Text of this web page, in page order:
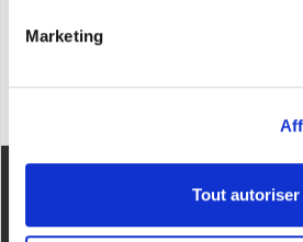
Marketing
Tout autoriser